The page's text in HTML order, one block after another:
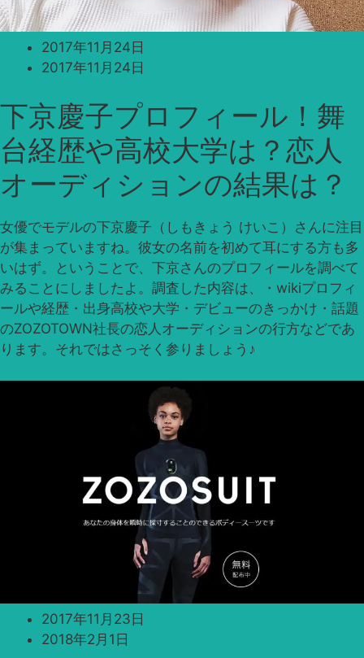
2017年11月24日
2017年11月24日
下京慶子プロフィール！舞
台経歴や高校大学は？恋人
オーディションの結果は？
女優でモデルの下京慶子（しもきょう けいこ）さんに注目
が集まっていますね。彼女の名前を初めて耳にする方も多
いはず。ということで、下京さんのプロフィールを調べて
みることにしましたよ。調査した内容は、・wikiプロフィ
ールや経歴・出身高校や大学・デビューのきっかけ・話題
のZOZOTOWN社長の恋人オーディションの行方などであ
ります。それではさっそく参りましょう♪
2017年11月23日
2018年2月1日